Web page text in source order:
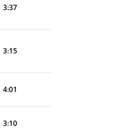
3:37
3:15
4:01
3:10